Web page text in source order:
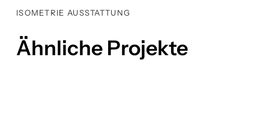
ISOMETRIE AUSSTATTUNG
Ähnliche Projekte